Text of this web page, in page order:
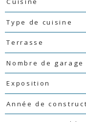
Type de cuisine
Terrasse
Nombre de garage
Exposition
Année de